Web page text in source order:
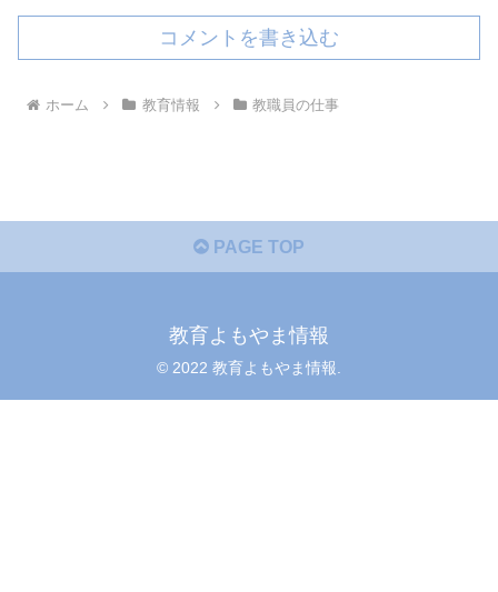
コメントを書き込む
ホーム 教育情報 教職員の仕事
PAGE TOP
教育よもやま情報
© 2022 教育よもやま情報.